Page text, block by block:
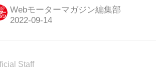
Webモーターマガジン編集部
Staff